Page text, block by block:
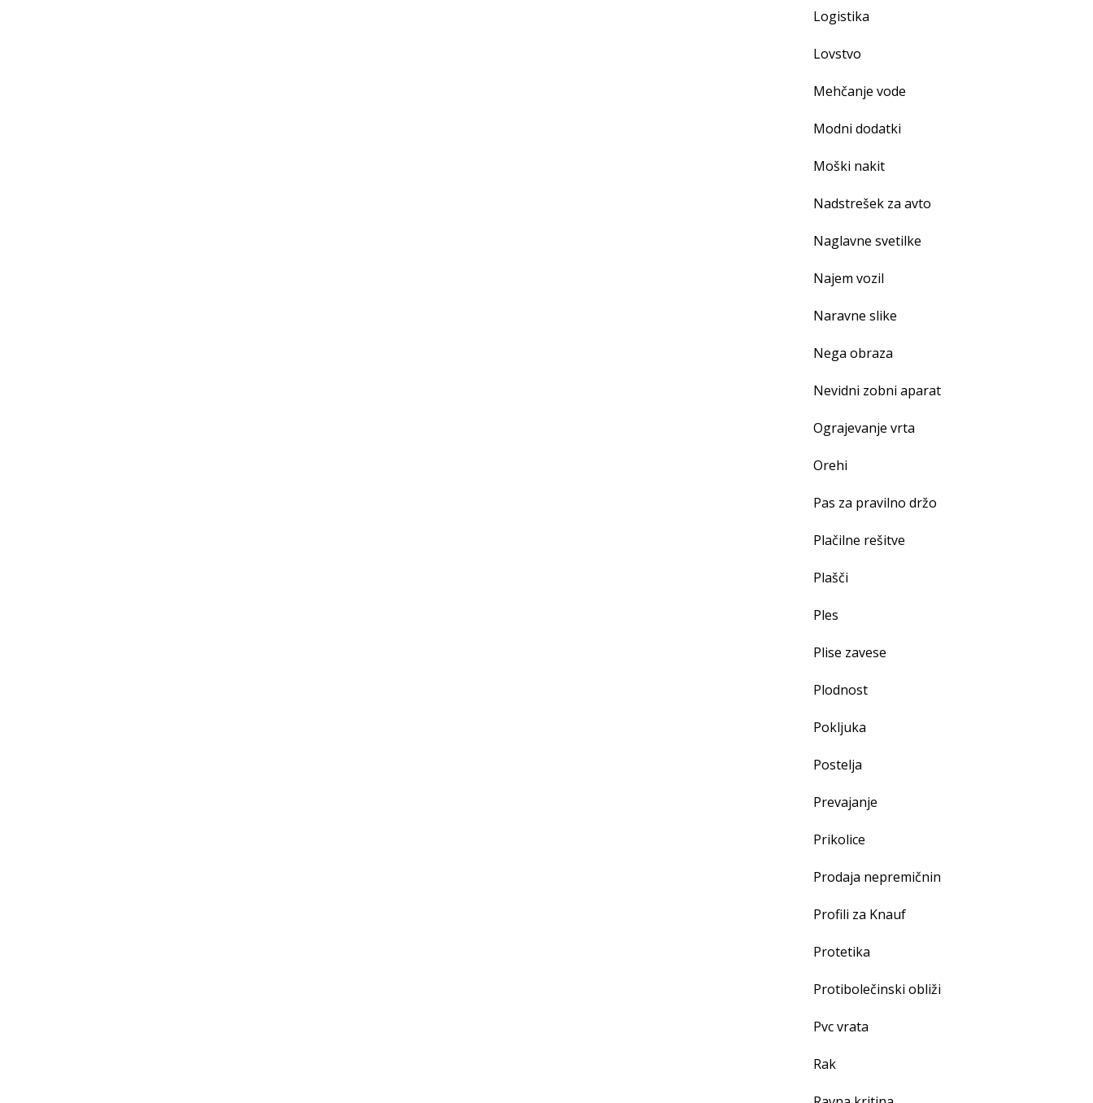
Logistika
Lovstvo
Mehčanje vode
Modni dodatki
Moški nakit
Nadstrešek za avto
Naglavne svetilke
Najem vozil
Naravne slike
Nega obraza
Nevidni zobni aparat
Ograjevanje vrta
Orehi
Pas za pravilno držo
Plačilne rešitve
Plašči
Ples
Plise zavese
Plodnost
Pokljuka
Postelja
Prevajanje
Prikolice
Prodaja nepremičnin
Profili za Knauf
Protetika
Protibolečinski obliži
Pvc vrata
Rak